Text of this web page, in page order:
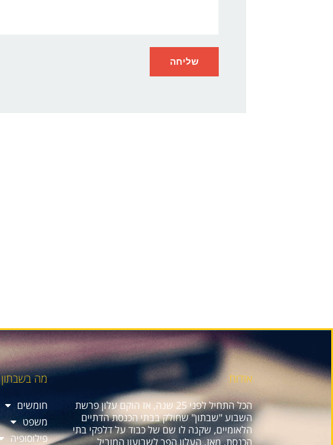
אודות
הכל התחיל לפני 25 שנה, אז הוקם עלון פרשת
השבוע "שבתון" שחולק בבתי הכנסת הדתיים
הלאומיים, שקנה לו שם של כבוד על דלפקי בתי
הכנסת. מאז, העלון הפך לשבועון המוביל
מה בשבתון
חומשים
משפט
פילוסופיה